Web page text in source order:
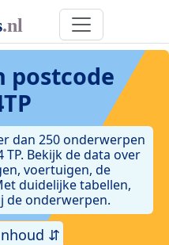
postcode
dan 250 onderwerpen
Bekijk de data over
voertuigen, de
duidelijke tabellen,
de onderwerpen.
⇵